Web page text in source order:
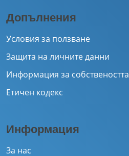
Допълнения
Условия за ползване
Защита на личните данни
Информация за собствеността
Етичен кодекс
Информация
За нас